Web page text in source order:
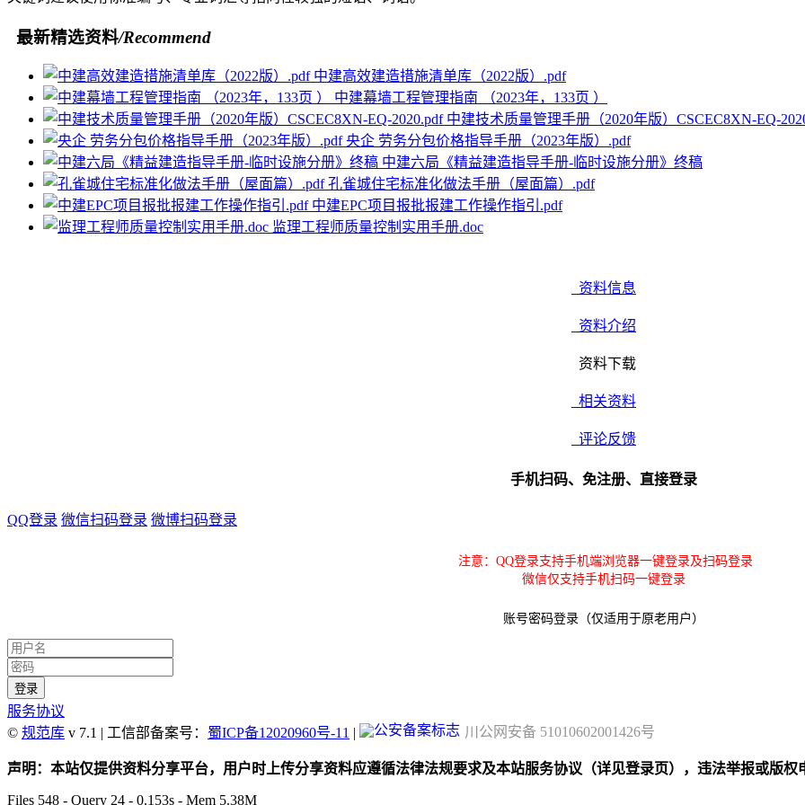
最新精选资料/Recommend
中建高效建造措施清单库（2022版）.pdf
中建幕墙工程管理指南 （2023年，133页 ）
中建技术质量管理手册（2020年版）CSCEC8XN-EQ-
央企 劳务分包价格指导手册（2023年版）.pdf
中建六局《精益建造指导手册-临时设施分册》终稿
孔雀城住宅标准化做法手册（屋面篇）.pdf
中建EPC项目报批报建工作操作指引.pdf
监理工程师质量控制实用手册.doc
资料信息
资料介绍
资料下载
相关资料
评论反馈
手机扫码、免注册、直接登录
QQ登录 微信扫码登录 微博扫码登录
注意：QQ登录支持手机端浏览器一键登录及扫码登录
微信仅支持手机扫码一键登录
账号密码登录（仅适用于原老用户）
服务协议
© 规范库 v 7.1 | 工信部备案号： 蜀ICP备12020960号-11 | 川公网安备 51010602001426号
声明：本站仅提供资料分享平台，用户时上传分享资料应遵循法律法规要求及本站服务协议（详见登录页），违法举报或版权
Files 548 - Query 24 - 0.153s - Mem 5.38M